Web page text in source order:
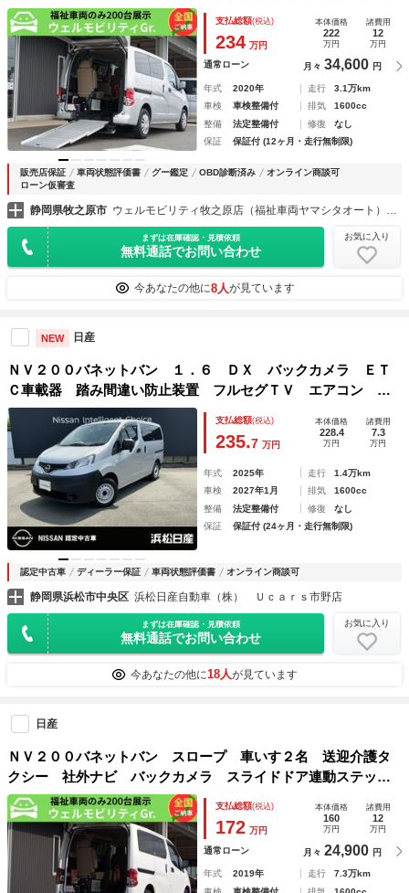
マージェンシーブレーキ スライドドア連動ステップ 点滴フ
ック 車いす２名＋４名 車検 ２年付 福祉装備点検済 全
国対応１年故障保証 福祉車両 修復歴無し
支払総額(税込)
234 万円
本体価格
222
万円
諸費用
12
万円
通常ローン 月々 34,600 円
年式 2020年 走行
3.1万km
車検
車検整備付 排気
1600cc
整備
法定整備付 修復
なし
保証
保証付 (12ヶ月・走行無制限)
販売店保証 車両状態評価書 グー鑑定 OBD診断済み
オンライン商談可
ローン仮審査
静岡県牧之原市 ウェルモビリティ牧之原店（福祉車両ヤマシタオート）福祉車両・介護車両の大型展示場
まずは在庫確認・見積依頼
無料通話でお問い合わせ
お気に入り
今あなたの他に8人が見ています
NEW 日産
ＮＶ２００バネットバン １．６ ＤＸ バックカメラ ＥＴ
Ｃ車載器 踏み間違い防止装置 フルセグＴＶ エアコン ス
マートキー バックビューモニター 運転席エアバッグ キー
レスエントリー Ｗエアバック １オーナー パワステ ナビ
テレビ
支払総額(税込)
235.7 万円
本体価格
228.4
万円
諸費用
7.3
万円
年式 2025年 走行
1.4万km
車検
2027年1月 排気
1600cc
整備
法定整備付 修復
なし
保証
保証付 (24ヶ月・走行無制限)
認定中古車 ディーラー保証 車両状態評価書 オンライン商談可
静岡県浜松市中央区 浜松日産自動車（株） Ｕｃａｒｓ市野店
まずは在庫確認・見積依頼
無料通話でお問い合わせ
お気に入り
今あなたの他に18人が見ています
日産
ＮＶ２００バネットバン スロープ 車いす２名 送迎介護タ
クシー 社外ナビ バックカメラ スライドドア連動ステッ
プ 車いす２名＋４名 車検 ２年付 福祉装備点検済 全国
対応１年故障保証 福祉車両 修復歴無し
支払総額(税込)
172 万円
本体価格
160
万円
諸費用
12
万円
通常ローン 月々 24,900 円
年式 2019年 走行
7.3万km